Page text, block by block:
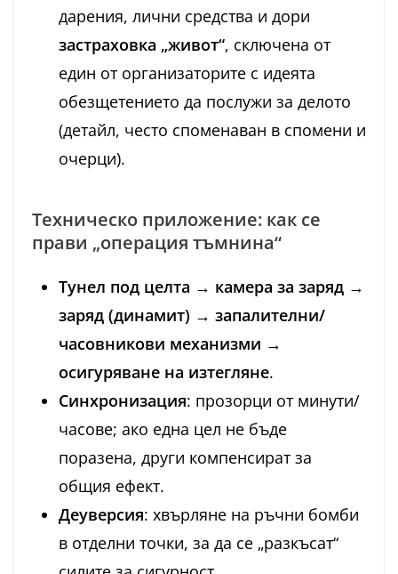
дарения, лични средства и дори
застраховка „живот“, сключена от
един от организаторите с идеята
обезщетението да послужи за делото
(детайл, често споменаван в спомени и
очерци).
Техническо приложение: как се
прави „операция тъмнина“
Тунел под целта → камера за заряд →
заряд (динамит) → запалителни/
часовникови механизми →
осигуряване на изтегляне.
Синхронизация: прозорци от минути/
часове; ако една цел не бъде
поразена, други компенсират за
общия ефект.
Деуверсия: хвърляне на ръчни бомби
в отделни точки, за да се „разкъсат“